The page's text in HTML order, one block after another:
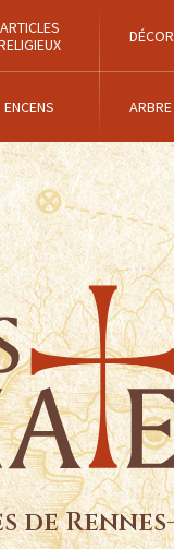
ARTICLES
ENCENS
de